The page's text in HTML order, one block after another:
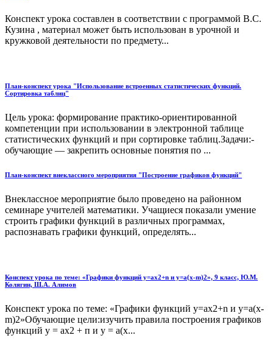
Конспект урока составлен в соответствии с программой В.С.
Кузина , материал может быть использован в урочной и
кружковой деятельности по предмету...
План-конспект урока "Использование встроенных статистических функций.
Сортировка таблиц"
Цель урока: формирование практико-ориентированной
компетенции при использовании в электронной таблице
статистических функций и при сортировке таблиц.Задачи:-
обучающие — закрепить основные понятия по ...
План-конспект внеклассного мероприятия "Построение графиков функций"
Внеклассное мероприятие было проведено на районном
семинаре учителей математики. Учащиеся показали умение
строить графики функций в различных программах,
распознавать графики функций, определять...
Конспект урока по теме: «Графики функций у=ах2+n и у=а(х-m)2», 9 класс, Ю.М.
Колягин, Ш.А. Алимов
Конспект урока по теме: «Графики функций у=ах2+n и у=а(х-
m)2»Обучающие цели:изучить правила построения графиков
функций у = ах2 + п и у = а(х...